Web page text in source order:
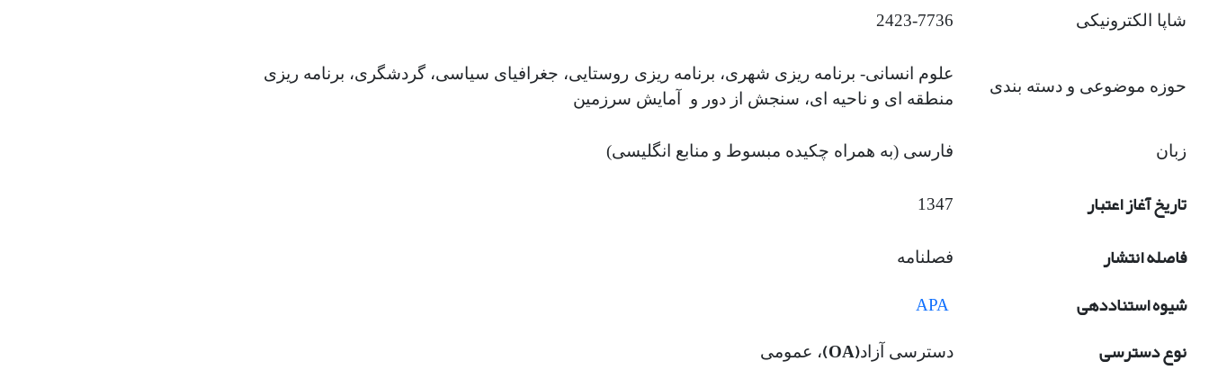
شاپا الکترونیکی 2423-7736
حوزه موضوعی و دسته بندی
علوم انسانی- برنامه ریزی شهری، برنامه ریزی روستایی، جغرافیای سیاسی، گردشگری، برنامه ریزی
منطقه ای و ناحیه ای، سنجش از دور و آمایش سرزمین
زبان فارسی (به همراه چکیده مبسوط و منابع انگلیسی)
تاریخ آغاز اعتبار 1347
فاصله انتشار فصلنامه
شیوه استناددهی
APA
نوع دسترسی
دسترسی آزاد(
OA
)، عمومی